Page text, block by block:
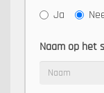
Ja
Naam op het